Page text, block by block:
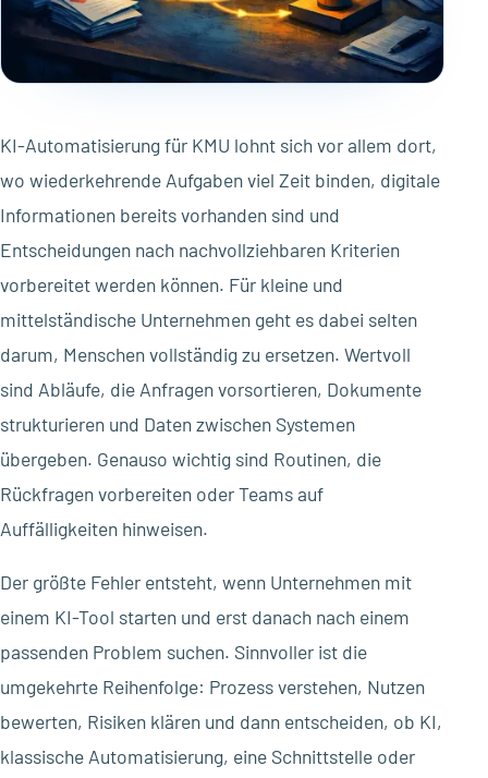
KI-Automatisierung für KMU lohnt sich vor allem dort,
wo wiederkehrende Aufgaben viel Zeit binden, digitale
Informationen bereits vorhanden sind und
Entscheidungen nach nachvollziehbaren Kriterien
vorbereitet werden können. Für kleine und
mittelständische Unternehmen geht es dabei selten
darum, Menschen vollständig zu ersetzen. Wertvoll
sind Abläufe, die Anfragen vorsortieren, Dokumente
strukturieren und Daten zwischen Systemen
übergeben. Genauso wichtig sind Routinen, die
Rückfragen vorbereiten oder Teams auf
Auffälligkeiten hinweisen.
Der größte Fehler entsteht, wenn Unternehmen mit
einem KI-Tool starten und erst danach nach einem
passenden Problem suchen. Sinnvoller ist die
umgekehrte Reihenfolge: Prozess verstehen, Nutzen
bewerten, Risiken klären und dann entscheiden, ob KI,
klassische Automatisierung, eine Schnittstelle oder